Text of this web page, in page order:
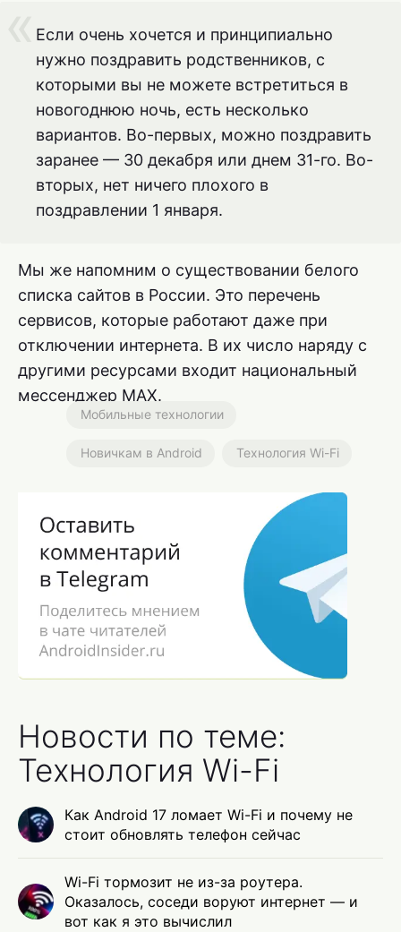
Если очень хочется и принципиально
нужно поздравить родственников, с
которыми вы не можете встретиться в
новогоднюю ночь, есть несколько
вариантов. Во-первых, можно поздравить
заранее — 30 декабря или днем 31-го. Во-
вторых, нет ничего плохого в
поздравлении 1 января.
Мы же напомним о существовании белого
списка сайтов в России. Это перечень
сервисов, которые работают даже при
отключении интернета. В их число наряду с
другими ресурсами входит национальный
мессенджер MAX.
Мобильные технологии
Новичкам в Android Технология Wi-Fi
Новости по теме:
Технология Wi-Fi
Как Android 17 ломает Wi-Fi и почему не
стоит обновлять телефон сейчас
Wi-Fi тормозит не из-за роутера.
Оказалось, соседи воруют интернет — и
вот как я это вычислил